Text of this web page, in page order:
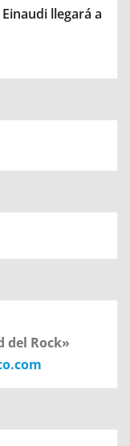
llegará a
del Rock»